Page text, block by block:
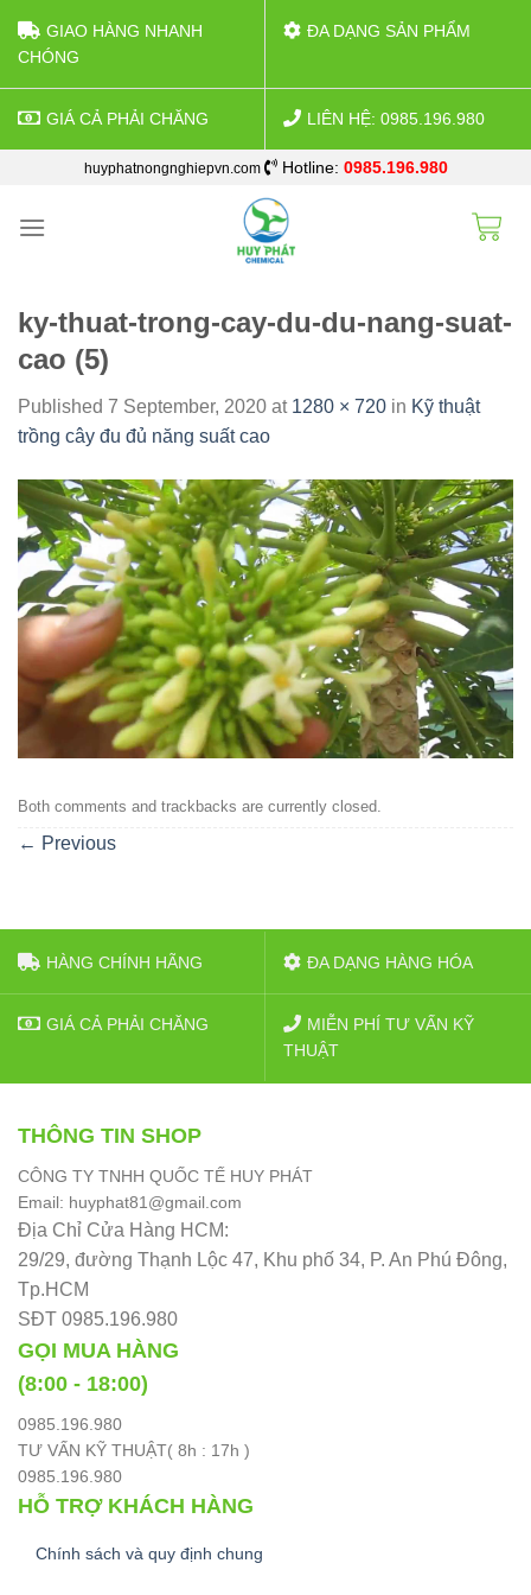
GIAO HÀNG NHANH
CHÓNG
ĐA DẠNG SẢN PHẨM
GIÁ CẢ PHẢI CHĂNG LIÊN HỆ: 0985.196.980
content
huyphatnongnghiepvn.com Hotline: 0985.196.980
ky-thuat-trong-cay-du-du-nang-suat-
cao (5)
Published 7 September, 2020 at 1280 × 720 in Kỹ thuật
trồng cây đu đủ năng suất cao
Both comments and trackbacks are currently closed.
← Previous
HÀNG CHÍNH HÃNG ĐA DẠNG HÀNG HÓA
GIÁ CẢ PHẢI CHĂNG
MIỄN PHÍ TƯ VẤN KỸ
THUẬT
THÔNG TIN SHOP
CÔNG TY TNHH QUỐC TẾ HUY PHÁT
Email: huyphat81@gmail.com
Địa Chỉ Cửa Hàng HCM:
29/29, đường Thạnh Lộc 47, Khu phố 34, P. An Phú Đông,
Tp.HCM
SĐT 0985.196.980
GỌI MUA HÀNG
(8:00 - 18:00)
0985.196.980
TƯ VẤN KỸ THUẬT( 8h : 17h )
0985.196.980
HỖ TRỢ KHÁCH HÀNG
Chính sách và quy định chung